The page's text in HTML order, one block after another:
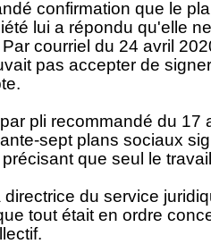
confirmation que le
lui a répondu qu'elle
courriel du 24 avril
pas accepter de
pli recommandé du 17
sept plans sociaux
que seul le
du service
tout était en ordre